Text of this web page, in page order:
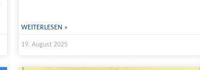
WEITERLESEN »
19. August 2025